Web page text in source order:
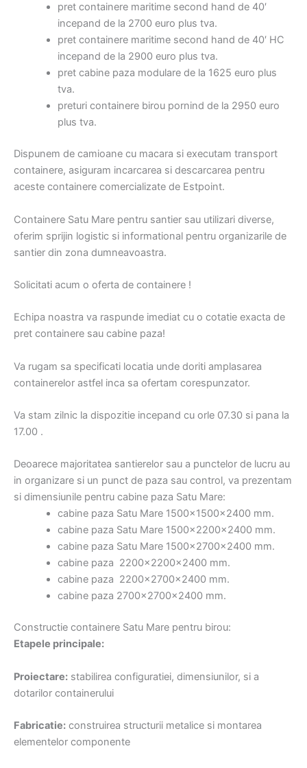
pret containere maritime second hand de 40′
incepand de la 2700 euro plus tva.
pret containere maritime second hand de 40′ HC
incepand de la 2900 euro plus tva.
pret cabine paza modulare de la 1625 euro plus
tva.
preturi containere birou pornind de la 2950 euro
plus tva.
Dispunem de camioane cu macara si executam transport
containere, asiguram incarcarea si descarcarea pentru
aceste containere comercializate de Estpoint.
Containere Satu Mare pentru santier sau utilizari diverse,
oferim sprijin logistic si informational pentru organizarile de
santier din zona dumneavoastra.
Solicitati acum o oferta de containere !
Echipa noastra va raspunde imediat cu o cotatie exacta de
pret containere sau cabine paza!
Va rugam sa specificati locatia unde doriti amplasarea
containerelor astfel inca sa ofertam corespunzator.
Va stam zilnic la dispozitie incepand cu orle 07.30 si pana la
17.00 .
Deoarece majoritatea santierelor sau a punctelor de lucru au
in organizare si un punct de paza sau control, va prezentam
si dimensiunile pentru cabine paza Satu Mare:
cabine paza Satu Mare 1500x1500x2400 mm.
cabine paza Satu Mare 1500x2200x2400 mm.
cabine paza Satu Mare 1500x2700x2400 mm.
cabine paza 2200x2200x2400 mm.
cabine paza 2200x2700x2400 mm.
cabine paza 2700x2700x2400 mm.
Constructie containere Satu Mare pentru birou:
Etapele principale:
Proiectare: stabilirea configuratiei, dimensiunilor, si a
dotarilor containerului
Fabricatie: construirea structurii metalice si montarea
elementelor componente